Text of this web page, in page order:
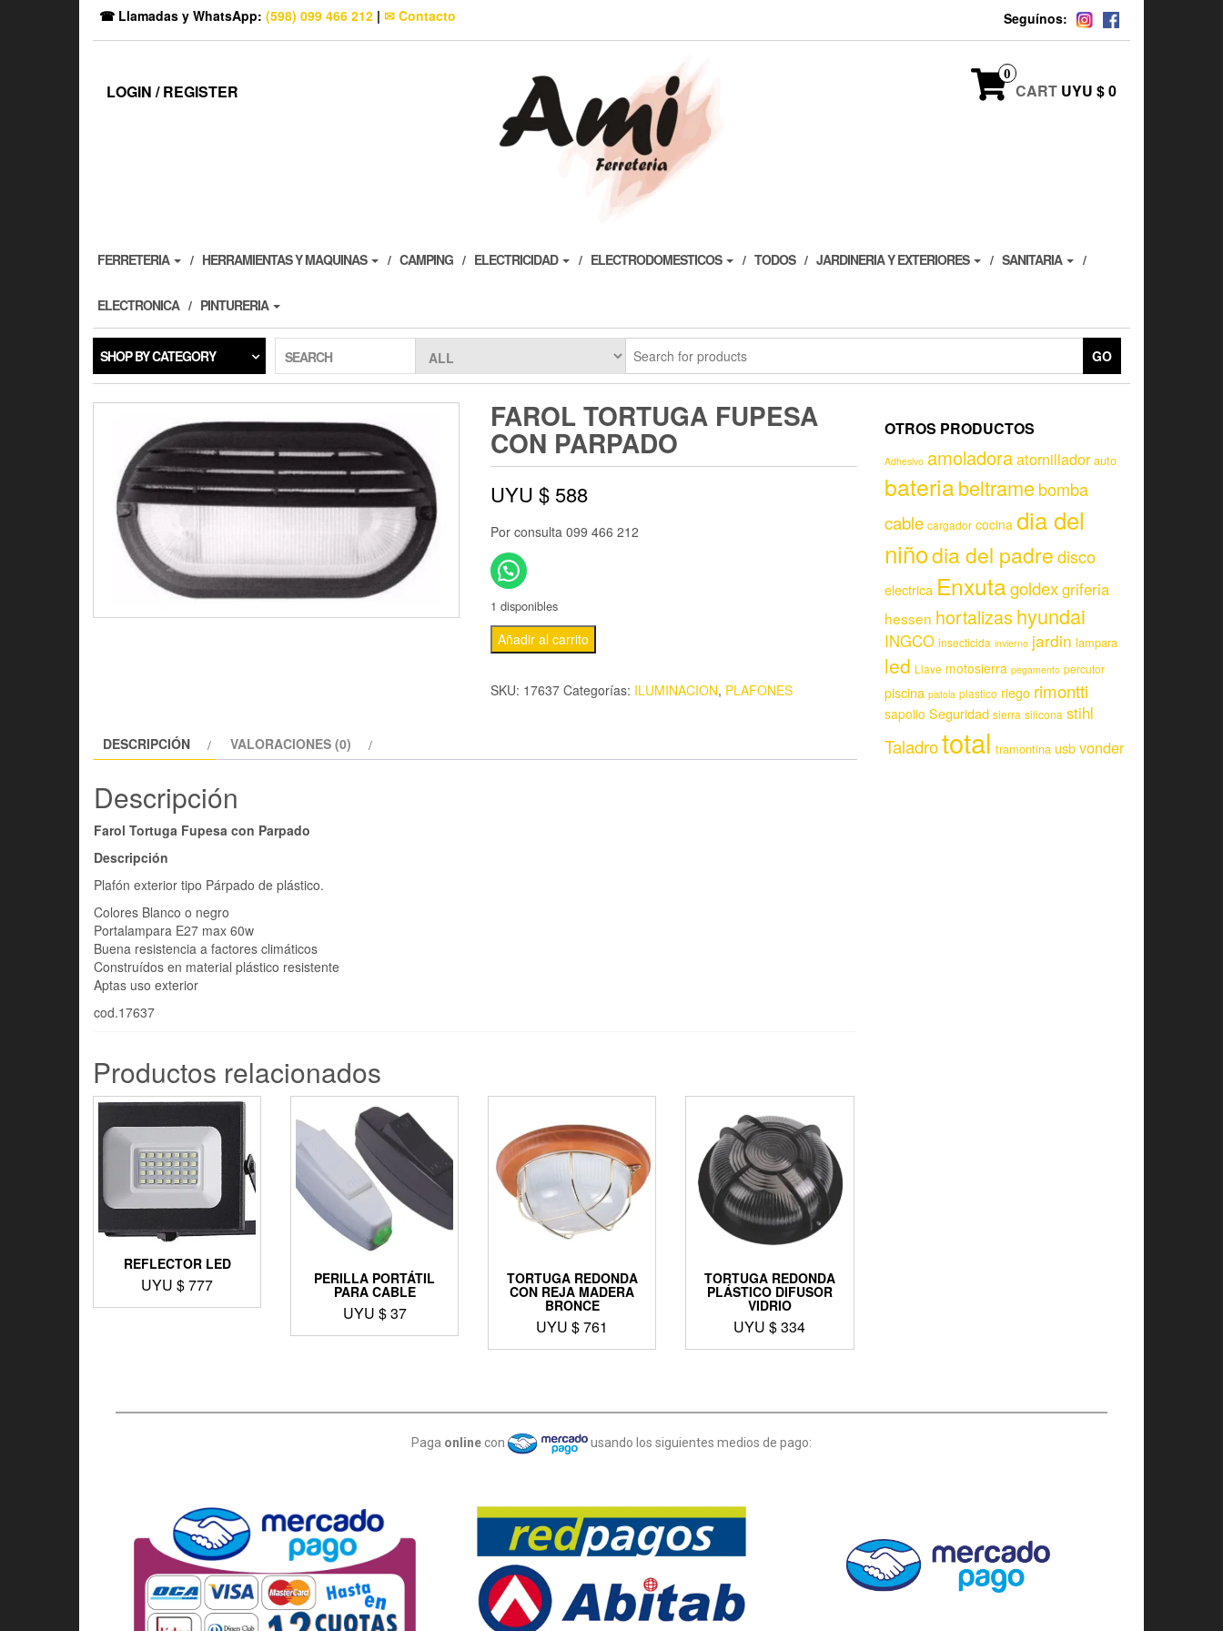
☎ Llamadas y WhatsApp: (598) 099 466 212 | ✉ Contacto Seguínos:
LOGIN / REGISTER
0
CART UYU $ 0
FERRETERIA HERRAMIENTAS Y MAQUINAS CAMPING ELECTRICIDAD ELECTRODOMESTICOS TODOS JARDINERIA Y EXTERIORES SANITARIA
ELECTRONICA PINTURERIA
SHOP BY CATEGORY SEARCH GO
FAROL TORTUGA FUPESA
CON PARPADO
UYU $ 588
Por consulta 099 466 212
1 disponibles
Añadir al carrito
SKU: 17637 Categorías: ILUMINACION, PLAFONES
DESCRIPCIÓN VALORACIONES (0)
Descripción
Farol Tortuga Fupesa con Parpado
Descripción
Plafón exterior tipo Párpado de plástico.
Colores Blanco o negro
Portalampara E27 max 60w
Buena resistencia a factores climáticos
Construídos en material plástico resistente
Aptas uso exterior
cod.17637
Productos relacionados
REFLECTOR LED
UYU $777 PERILLA PORTÁTIL
PARA CABLE
UYU $37
TORTUGA REDONDA
CON REJA MADERA
BRONCE
UYU $761
TORTUGA REDONDA
PLÁSTICO DIFUSOR
VIDRIO
UYU $334
OTROS PRODUCTOS
Adhesivo amoladoraatornillador auto
bateriabeltramebomba
cable cargador cocina dia del
niñodia del padredisco
electrica Enxutagoldexgriferia
hessen hortalizas hyundai
INGCO insecticida invierno jardin lampara
led Llave motosierra pegamento percutor
piscina pistola plastico riego rimontti
sapolio Seguridad sierra silicona stihl
Taladrototal tramontina usbvonder
Paga online con usando los siguientes medios de pago: